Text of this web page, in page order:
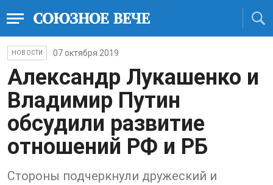
НОВОСТИ 07 октября 2019
Александр Лукашенко и
Владимир Путин
обсудили развитие
отношений РФ и РБ
Стороны подчеркнули дружеский и